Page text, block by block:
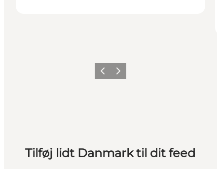
ForrigeNæste
Tilføj lidt Danmark til dit feed